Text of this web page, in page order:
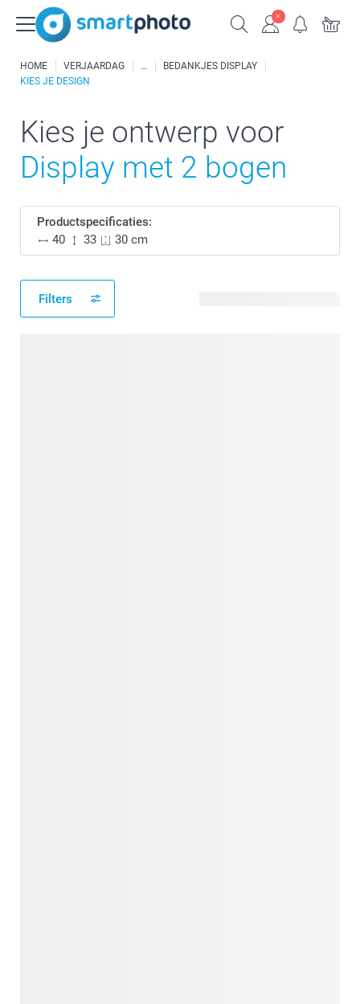
HOME VERJAARDAG
BEDANKJES DISPLAY
KIES JE DESIGN
Kies je ontwerp voor
Display met 2 bogen
Productspecificaties:
40
33 30 cm
Filters